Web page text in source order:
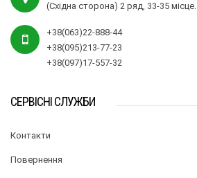
(Східна сторона) 2 ряд, 33-35 місце.
+38(063)22-888-44
+38(095)213-77-23
+38(097)17-557-32
СЕРВІСНІ СЛУЖБИ
Контакти
Повернення